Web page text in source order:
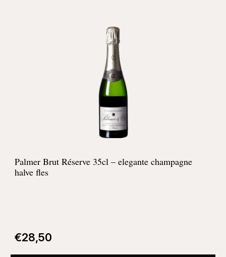
Palmer Brut Réserve 35cl – elegante champagne
halve fles
€28,50